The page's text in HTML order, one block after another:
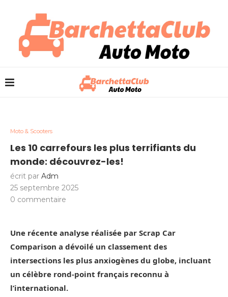
Moto & Scooters
Les 10 carrefours les plus terrifiants du
monde: découvrez-les!
écrit par Adm
25 septembre 2025
0 commentaire
Une récente analyse réalisée par Scrap Car
Comparison a dévoilé un classement des
intersections les plus anxiogènes du globe, incluant
un célèbre rond-point français reconnu à
l’international.